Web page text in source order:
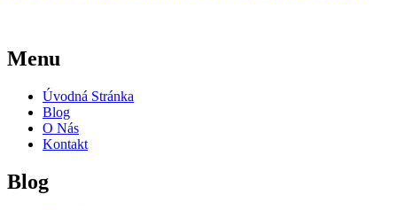
Menu
Úvodná Stránka
Blog
O Nás
Kontakt
Blog